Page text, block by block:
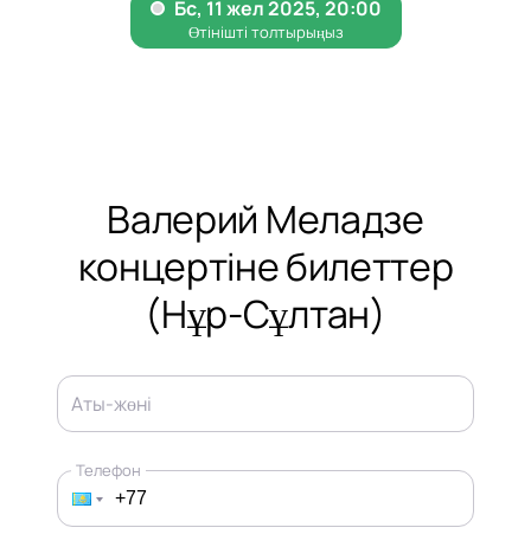
Валерий Меладзе
концертіне билеттер
(Нұр-Сұлтан)
Аты-жөні
Телефон